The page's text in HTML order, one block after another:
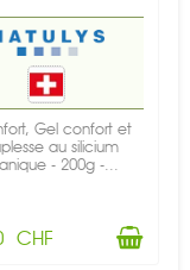
Gel confort et
au silicium
- 200g -...
CHF